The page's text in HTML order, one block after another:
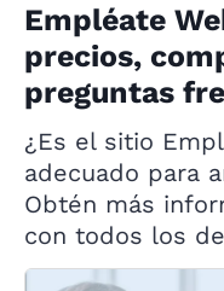
Empléate
precios,
preguntas
¿Es el sitio
adecuado para
Obtén más
con todos los